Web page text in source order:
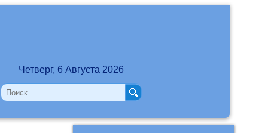
Четверг, 6 Августа 2026